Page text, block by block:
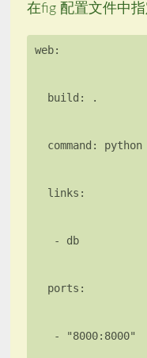
在fig 配置文件中
   - db